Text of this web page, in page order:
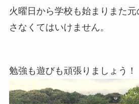
火曜日から学校も始まりまた
さなくてはいけません。
勉強も遊びも頑張りましょう！